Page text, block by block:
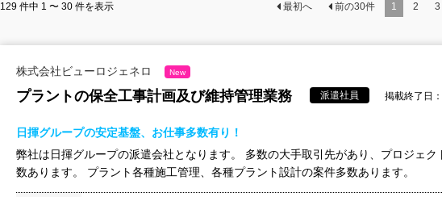
129 件中 1 〜 30 件を表示 最初へ 前の30件 1 2 3
株式会社ビューロジェネロ New
プラントの保全工事計画及び維持管理業務 派遣社員 掲載終了日
日揮グループの安定基盤、お仕事多数有り！
弊社は日揮グループの派遣会社となります。 多数の大手取引先があり、プロジェク
数あります。 プラント各種施工管理、各種プラント設計の案件多数あります。